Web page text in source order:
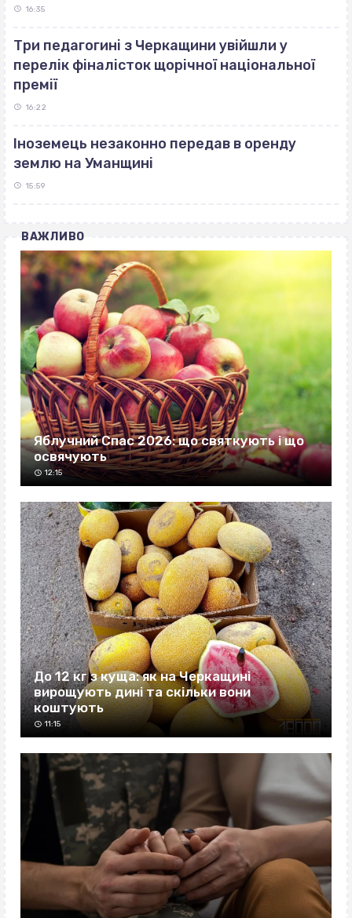
16:35
Три педагогині з Черкащини увійшли у
перелік фіналісток щорічної національної
премії
16:22
Іноземець незаконно передав в оренду
землю на Уманщині
15:59
ВАЖЛИВО
Яблучний Спас 2026: що святкують і що
освячують
12:15
До 12 кг з куща: як на Черкащині
вирощують дині та скільки вони
коштують
11:15